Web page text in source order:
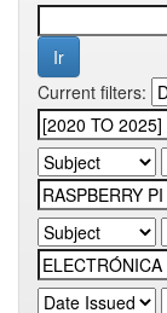
Current filters: